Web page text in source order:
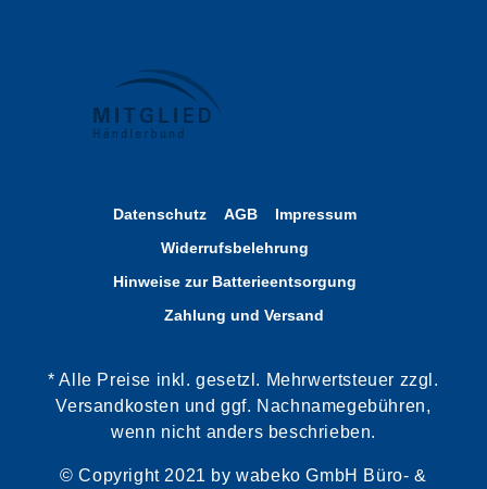
Datenschutz AGB
Impressum
Widerrufsbelehrung
Hinweise zur Batterieentsorgung
Zahlung und Versand
* Alle Preise inkl. gesetzl. Mehrwertsteuer zzgl.
Versandkosten und ggf. Nachnamegebühren,
wenn nicht anders beschrieben.
© Copyright 2021 by wabeko GmbH Büro- &